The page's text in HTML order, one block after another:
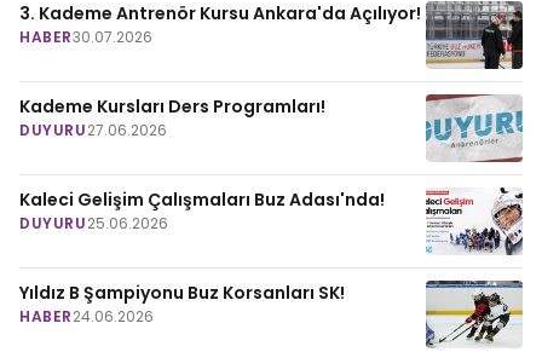
3. Kademe Antrenör Kursu Ankara'da Açılıyor!
HABER30.07.2026
Kademe Kursları Ders Programları!
DUYURU27.06.2026
Kaleci Gelişim Çalışmaları Buz Adası'nda!
DUYURU25.06.2026
Yıldız B Şampiyonu Buz Korsanları SK!
HABER24.06.2026